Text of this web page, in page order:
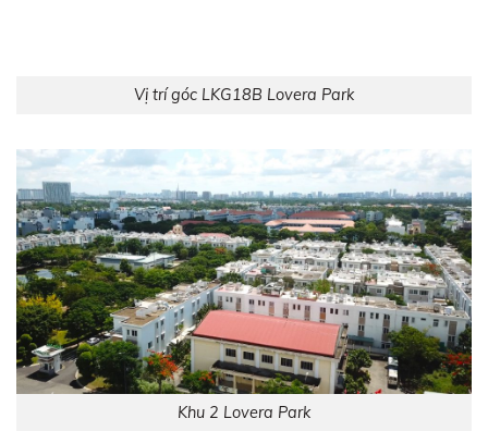
Vị trí góc LKG18B Lovera Park
Khu 2 Lovera Park